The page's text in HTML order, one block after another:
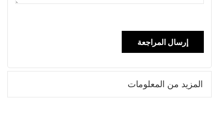
إرسال المراجعة
المزيد من المعلومات